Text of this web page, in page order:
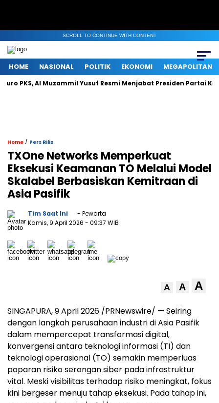
SCROLL TO CONTINUE WITH CONTENT
HOME NASIONAL POLITIK EKONOMI MEGAPOLITAN
Al Muzammil Yusuf Resmi Menjabat Presiden Partai Keadilan
Home / Pers Rilis
TXOne Networks Memperkuat
Eksekusi Keamanan TO Melalui Model
Skalabel Berbasiskan Kemitraan di
Asia Pasifik
Tim Saat Ini
- Pewarta
Kamis, 9 April 2026 - 09:37 WIB
A A A
SINGAPURA, 9 April 2026 /PRNewswire/ — Seiring
dengan langkah perusahaan industri di Asia Pasifik
dalam mempercepat transformasi digital,
konvergensi antara teknologi informasi (TI) dan
teknologi operasional (TO) semakin memperluas
paparan risiko serangan siber pada infrastruktur
vital. Meski visibilitas terhadap risiko meningkat, fokus
kini bergeser menuju tahap eksekusi. Pada tahap ini,